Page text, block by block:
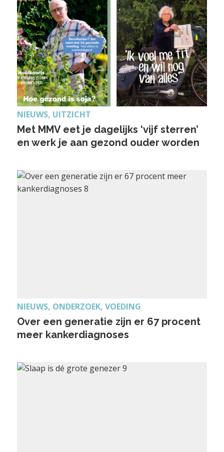
NIEUWS, UITZICHT
Met MMV eet je dagelijks ‘vijf sterren’
en werk je aan gezond ouder worden
NIEUWS, ONDERZOEK, VOEDING
Over een generatie zijn er 67 procent
meer kankerdiagnoses